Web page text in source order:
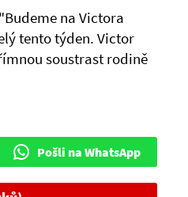
na Victora
tento týden. Victor
soustrast rodině
Pošli na WhatsApp